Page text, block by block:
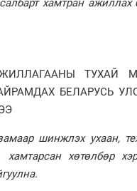
хамтран
ТУХАЙ
БЕЛАРУСЬ
шинжлэх ухаан,
хөтөлбөр